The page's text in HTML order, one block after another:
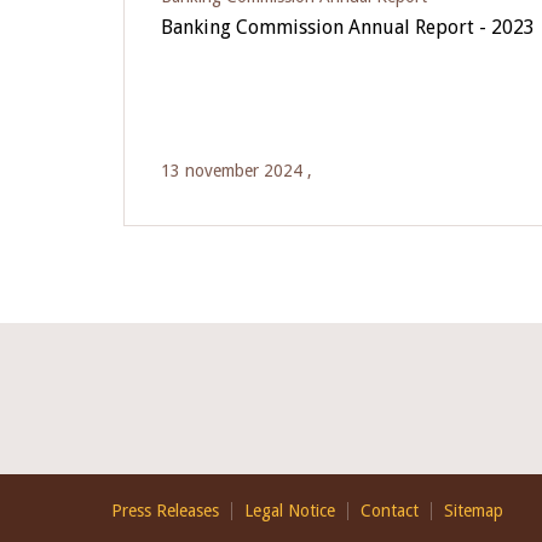
Banking Commission Annual Report - 2023
13 november 2024 ,
Footer
EN
Press Releases Legal Notice Contact Sitemap